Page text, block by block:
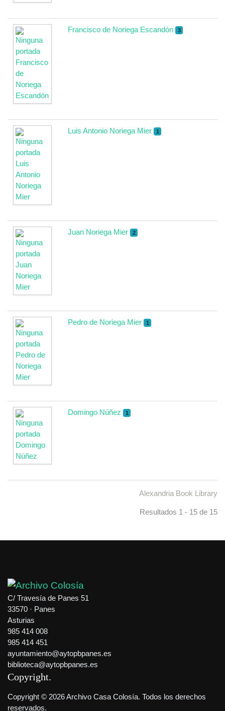
Francisco de Noriega Escandón 3
Luis Antonio Noriega Mier 1
Juan Noriega Mier 2
Pedro de Noriega Mier 1
Domingo Núñez 1
Alexandria Book Library
Resultados 1 - 15 de 15
C/ Travesía de Panes 51
33570 · Panes
Asturias
985 414 008
985 414 451
ayuntamiento@aytopbpanes.es
biblioteca@aytopbpanes.es
Copyright
Copyright © 2026 Archivo Casa Colosía. Todos los derechos
reservados.